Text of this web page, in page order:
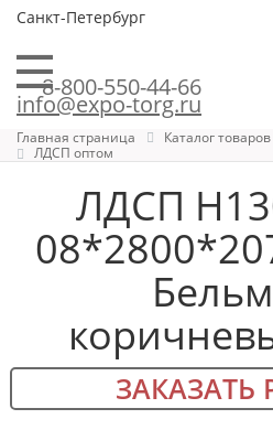
Санкт-Петербург
8-800-550-44-66
info@expo-torg.ru
Главная страница Каталог товаров
ЛДСП оптом
ЛДСП
ЗАКАЗАТЬ